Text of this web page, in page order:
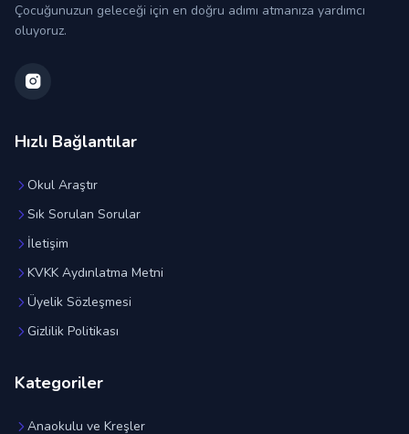
Çocuğunuzun geleceği için en doğru adımı atmanıza yardımcı
oluyoruz.
Hızlı Bağlantılar
Okul Araştır
Sık Sorulan Sorular
İletişim
KVKK Aydınlatma Metni
Üyelik Sözleşmesi
Gizlilik Politikası
Kategoriler
Anaokulu ve Kreşler